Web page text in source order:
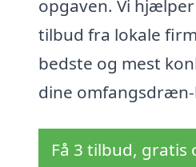
opgaven. Vi
tilbud fra lokale
bedste og mest
dine
Få 3 tilbud,